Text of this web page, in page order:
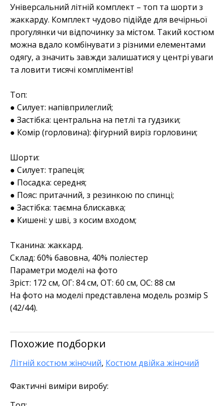
Універсальний літній комплект – топ та шорти з
жаккарду. Комплект чудово підійде для вечірньої
прогулянки чи відпочинку за містом. Такий костюм
можна вдало комбінувати з різними елементами
одягу, а значить завжди залишатися у центрі уваги
та ловити тисячі компліментів!
Топ:
● Силует: напівприлеглий;
● Застібка: центральна на петлі та гудзики;
● Комір (горловина): фігурний виріз горловини;
Шорти:
● Силует: трапеція;
● Посадка: середня;
● Пояс: притачний, з резинкою по спинці;
● Застібка: таємна блискавка;
● Кишені: у шві, з косим входом;
Тканина: жаккард.
Склад: 60% бавовна, 40% поліестер
Параметри моделі на фото
Зріст: 172 см, ОГ: 84 см, ОТ: 60 см, ОС: 88 см
На фото на моделі представлена модель розмір S
(42/44).
Похожие подборки
Літній костюм жіночий, Костюм двійка жіночий
Фактичні виміри виробу: